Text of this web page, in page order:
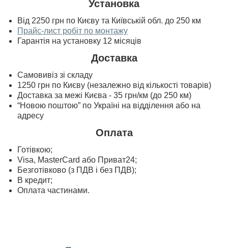
Установка
Від 2250 грн по Києву та Київській обл. до 250 км
Прайс-лист робіт по монтажу
Гарантія на установку 12 місяців
Доставка
Самовивіз зі складу
1250 грн по Києву (незалежно від кількості товарів)
Доставка за межі Києва - 35 грн/км (до 250 км)
“Новою поштою” по Україні на відділення або на
адресу
Оплата
Готівкою;
Visa, MasterСard або Приват24;
Безготівково (з ПДВ і без ПДВ);
В кредит;
Оплата частинами.